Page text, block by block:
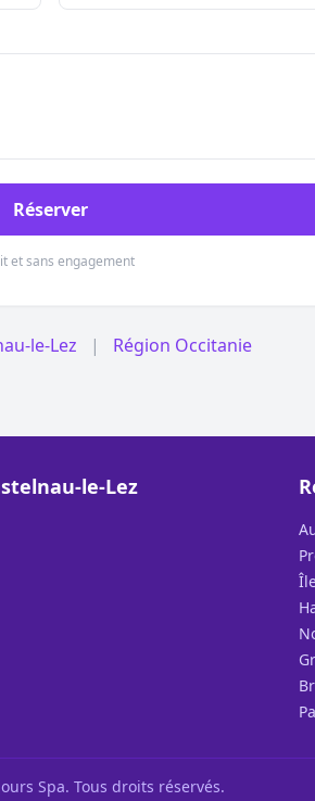
Réserver
et sans engagement
le-Lez | Région Occitanie
le-Lez
Spa. Tous droits réservés.